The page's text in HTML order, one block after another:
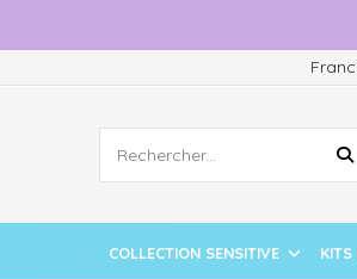
COLLECTION SENSITIVE KITS